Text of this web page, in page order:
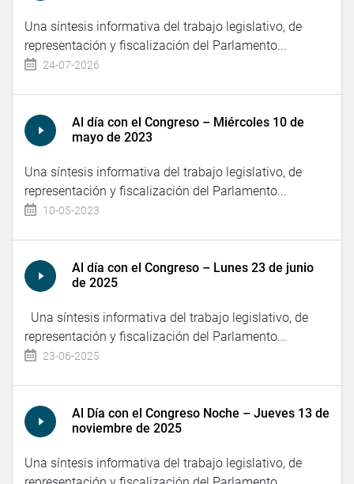
Una síntesis informativa del trabajo legislativo, de
representación y fiscalización del Parlamento...
24-07-2026
Al día con el Congreso – Miércoles 10 de
mayo de 2023
Una síntesis informativa del trabajo legislativo, de
representación y fiscalización del Parlamento...
10-05-2023
Al día con el Congreso – Lunes 23 de junio
de 2025
Una síntesis informativa del trabajo legislativo, de
representación y fiscalización del Parlamento...
23-06-2025
Al Día con el Congreso Noche – Jueves 13 de
noviembre de 2025
Una síntesis informativa del trabajo legislativo, de